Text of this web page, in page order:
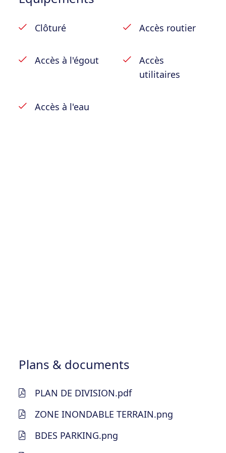
Clôturé Accès routier
Accès à l'égout
Accès
utilitaires
Accès à l'eau
Plans & documents
PLAN DE DIVISION.pdf
ZONE INONDABLE TERRAIN.png
BDES PARKING.png